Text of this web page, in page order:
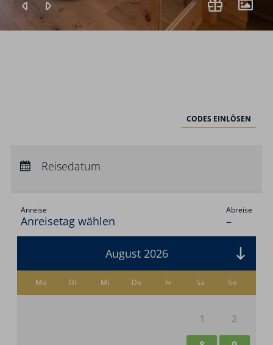
CODES EINLÖSEN
Abreise:keine Auswahl
Reisedatum